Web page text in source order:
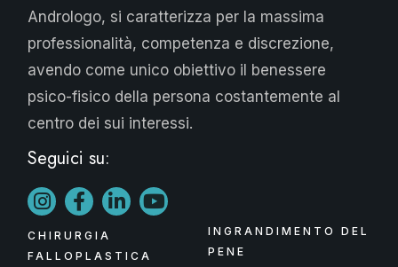
Andrologo, si caratterizza per la massima
professionalità, competenza e discrezione,
avendo come unico obiettivo il benessere
psico-fisico della persona costantemente al
centro dei sui interessi.
Seguici su:
CHIRURGIA
FALLOPLASTICA
INGRANDIMENTO DEL
PENE